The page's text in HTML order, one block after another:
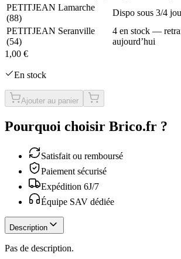
PETITJEAN Lamarche
(88)
Dispo sous 3/4
PETITJEAN Seranville
(54)
4 en stock —
aujourd’hui
1,00 €
En stock
Ajouter au panier
Pourquoi choisir Brico.fr ?
Satisfait ou remboursé
Paiement sécurisé
Expédition 6J/7
Équipe SAV dédiée
Description
Pas de description.